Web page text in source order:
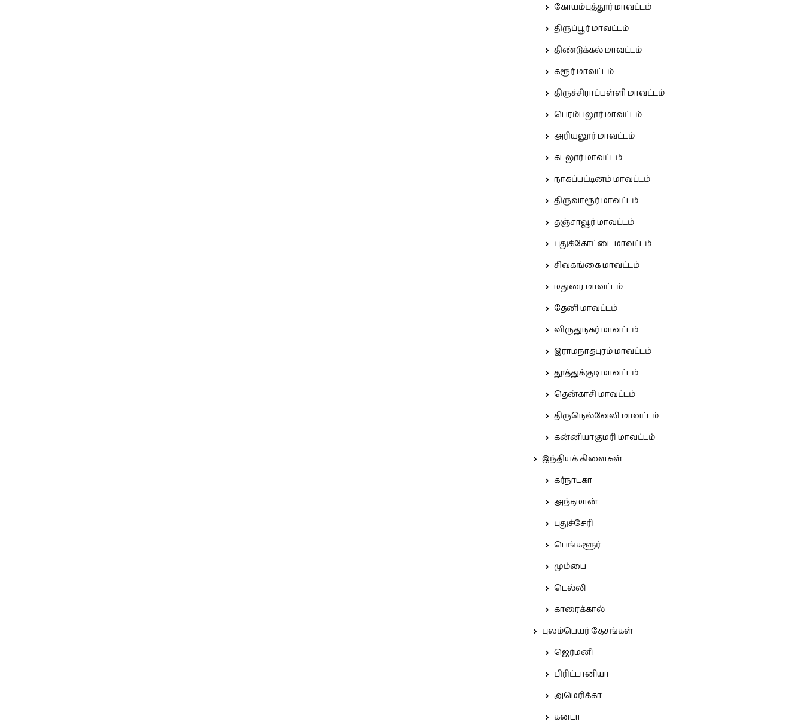
கோயம்புத்தூர் மாவட்டம்
திருப்பூர் மாவட்டம்
திண்டுக்கல் மாவட்டம்
கரூர் மாவட்டம்
திருச்சிராப்பள்ளி மாவட்டம்
பெரம்பலூர் மாவட்டம்
அரியலூர் மாவட்டம்
கடலூர் மாவட்டம்
நாகப்பட்டினம் மாவட்டம்
திருவாரூர் மாவட்டம்
தஞ்சாவூர் மாவட்டம்
புதுக்கோட்டை மாவட்டம்
சிவகங்கை மாவட்டம்
மதுரை மாவட்டம்
தேனி மாவட்டம்
விருதுநகர் மாவட்டம்
இராமநாதபுரம் மாவட்டம்
தூத்துக்குடி மாவட்டம்
தென்காசி மாவட்டம்
திருநெல்வேலி மாவட்டம்
கன்னியாகுமரி மாவட்டம்
இந்தியக் கிளைகள்
கர்நாடகா
அந்தமான்
புதுச்சேரி
பெங்களூர்
மும்பை
டெல்லி
காரைக்கால்
புலம்பெயர் தேசங்கள்
ஜெர்மனி
பிரிட்டானியா
அமெரிக்கா
கனடா